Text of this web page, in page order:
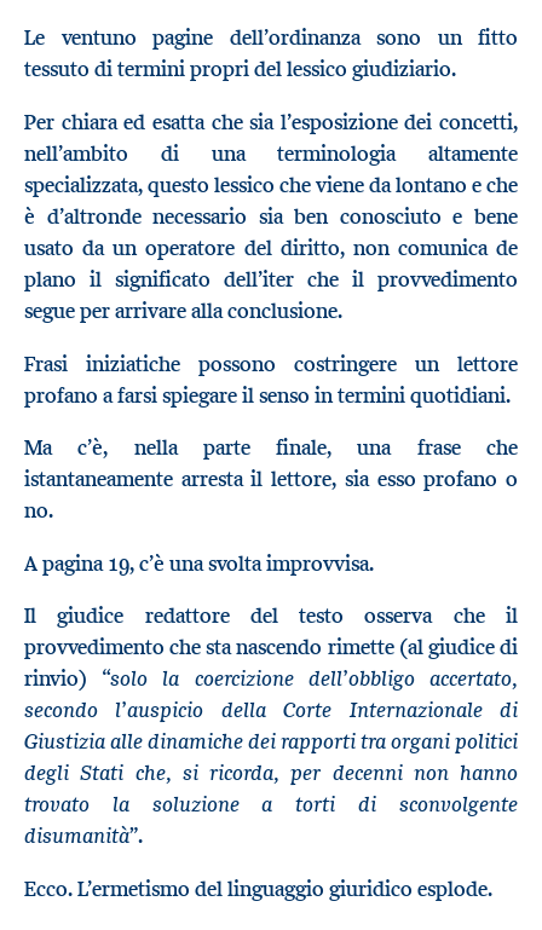
Le ventuno pagine dell’ordinanza sono un fitto
tessuto di termini propri del lessico giudiziario.
Per chiara ed esatta che sia l’esposizione dei concetti,
nell’ambito di una terminologia altamente
specializzata, questo lessico che viene da lontano e che
è d’altronde necessario sia ben conosciuto e bene
usato da un operatore del diritto, non comunica de
plano il significato dell’iter che il provvedimento
segue per arrivare alla conclusione.
Frasi iniziatiche possono costringere un lettore
profano a farsi spiegare il senso in termini quotidiani.
Ma c’è, nella parte finale, una frase che
istantaneamente arresta il lettore, sia esso profano o
no.
A pagina 19, c’è una svolta improvvisa.
Il giudice redattore del testo osserva che il
provvedimento che sta nascendo rimette (al giudice di
rinvio) “solo la coercizione dell’obbligo accertato,
secondo l’auspicio della Corte Internazionale di
Giustizia alle dinamiche dei rapporti tra organi politici
degli Stati che, si ricorda, per decenni non hanno
trovato la soluzione a torti di sconvolgente
disumanità”.
Ecco. L’ermetismo del linguaggio giuridico esplode.